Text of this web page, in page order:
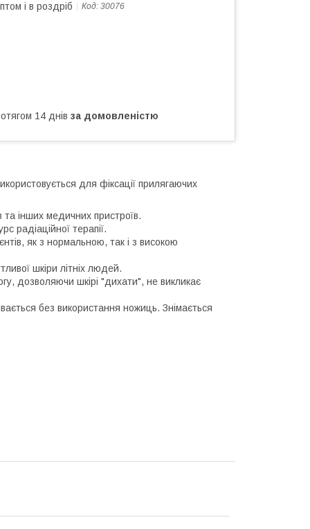
і в роздріб Код: 30076
14 днів за домовленістю
для фіксації прилягаючих
та інших медичних пристроїв.
радіаційної терапії.
як з нормальною, так і з високою
​​шкіри літніх людей.
дозволяючи шкірі "дихати", не викликає
без використання ножиць. Знімається